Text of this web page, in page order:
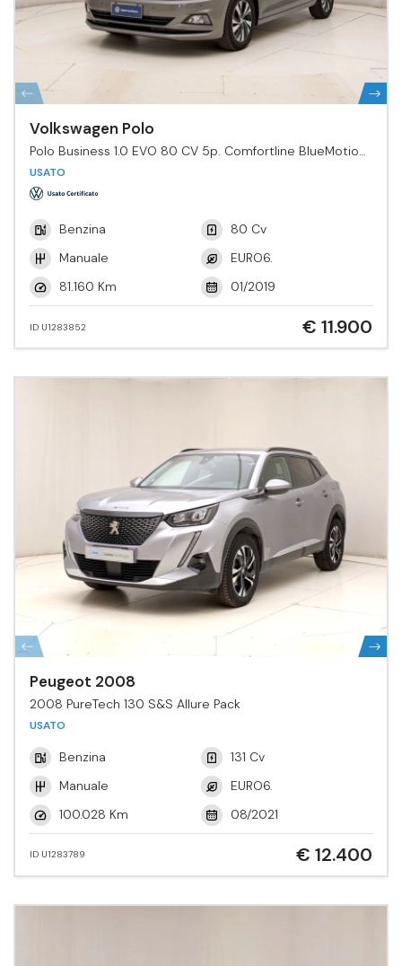
Volkswagen Polo
Polo Business 1.0 EVO 80 CV 5p. Comfortline BlueMotion
Tech.
USATO
Benzina
80 Cv
Manuale
EURO6.
81.160 Km
01/2019
ID U1283852 € 11.900
Peugeot 2008
2008 PureTech 130 S&S Allure Pack
USATO
Benzina
131 Cv
Manuale
EURO6.
100.028 Km
08/2021
ID U1283789 € 12.400